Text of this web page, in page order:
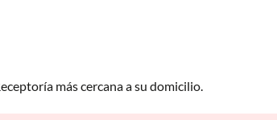
más cercana a su domicilio.